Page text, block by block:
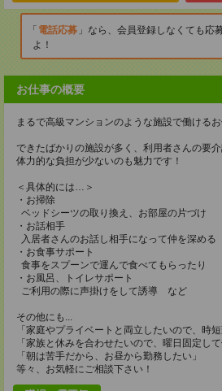
電話応募
なら、会員登録しなくても応
よ！
お仕事の概要
まるで高級マンションのような施設で働けるお
できたばかりの施設が多く、利用者さんの要介
体力的な負担が少ないのも魅力です！
＜具体的には…＞
・お掃除
ベッドシーツの取り換え、お部屋の片づけ
・お話相手
入居者さんのお話し相手になって仲を深める
・お食事サポート
食事をスプーンで運んで食べてもらったり
・お風呂、トイレサポート
ご利用の際に声掛けをして誘導 など
その他にも...
「家庭やプライベートと両立したいので、時短
「家族と休みを合わせたいので、曜日固定して
「朝は苦手だから、お昼から勤務したい」
等々、お気軽にご相談下さい！